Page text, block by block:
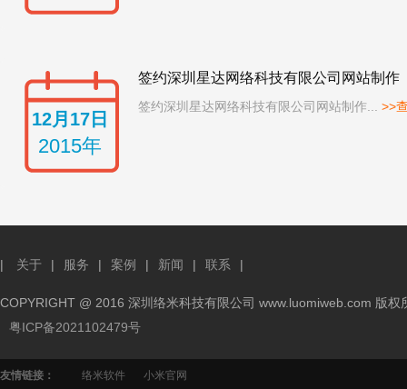
12月17日
2015年
签约深圳星达网络科技有限公司网站制作
签约深圳星达网络科技有限公司网站制作... >>
| 关于 | 服务 | 案例 | 新闻 | 联系 |
COPYRIGHT @ 2016 深圳络米科技有限公司 www.luomiweb.com 版权
粤ICP备2021102479号
友情链接： 络米软件 小米官网